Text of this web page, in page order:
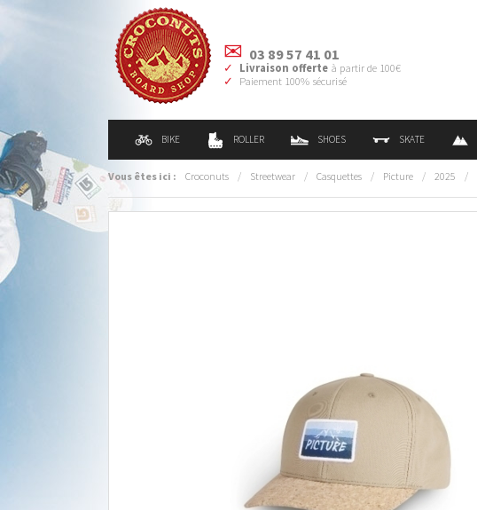
03 89 57 41 01
Livraison offerte à partir de 100€
Paiement 100% sécurisé
BIKE ROLLER SHOES SKATE
Vous êtes ici : Croconuts / Streetwear / Casquettes / Picture / 2025 /